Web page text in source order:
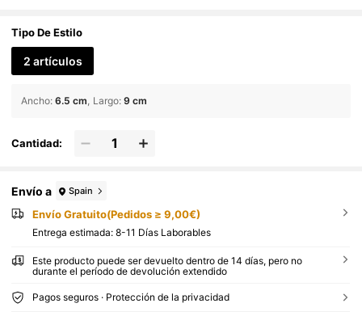
ario y fiestas de cumpleaños
Tipo De Estilo
2 artículos
Ancho: 6.5 cm Largo: 9 cm
Cantidad:
Envío a Spain
Envío Gratuito(Pedidos ≥ 9,00€)
Entrega estimada: 8-11 Días Laborables
Este producto puede ser devuelto dentro de 14 días, pero no
durante el período de devolución extendido
Pagos seguros · Protección de la privacidad